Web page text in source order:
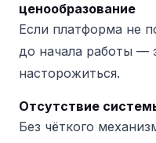
ценообразование
Если платформа не
до начала работы —
насторожиться.
Отсутствие
Без чёткого